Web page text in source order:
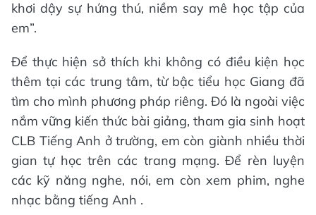
khơi dậy sự hứng thú, niềm say mê học tập của
em”.
Để thực hiện sở thích khi không có điều kiện học
thêm tại các trung tâm, từ bậc tiểu học Giang đã
tìm cho mình phương pháp riêng. Đó là ngoài việc
nắm vững kiến thức bài giảng, tham gia sinh hoạt
CLB Tiếng Anh ở trường, em còn giành nhiều thời
gian tự học trên các trang mạng. Để rèn luyện
các kỹ năng nghe, nói, em còn xem phim, nghe
nhạc bằng tiếng Anh .